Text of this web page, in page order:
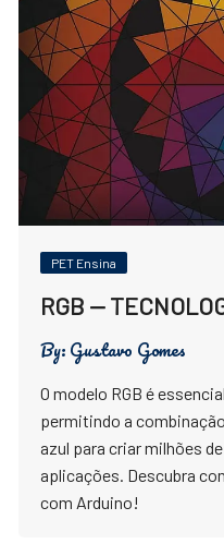
PET Ensina
RGB —
By:Gustavo Gomes
O modelo RGB é
permitindo a
azul para criar milhões
aplicações. Descubra
com Arduino!